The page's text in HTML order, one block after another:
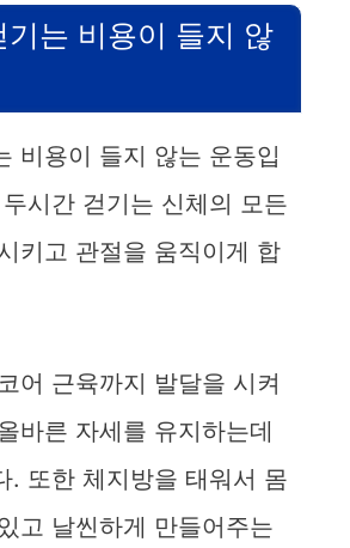
기는 비용이 들지 않
비용이 들지 않는 운동입
시간 걷기는 신체의 모든
키고 관절을 움직이게 합
어 근육까지 발달을 시켜
바른 자세를 유지하는데
. 또한 체지방을 태워서 몸
고 날씬하게 만들어주는